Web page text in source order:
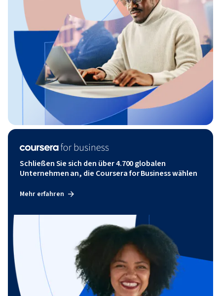
Schließen Sie sich den über 4.700 globalen
Unternehmen an, die Coursera for Business wählen
Mehr erfahren